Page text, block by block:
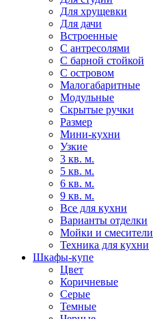
Для хрущевки
Для дачи
Встроенные
С антресолями
С барной стойкой
С островом
Малогабаритные
Модульные
Скрытые ручки
Размер
Мини-кухни
Узкие
3 кв. м.
5 кв. м.
6 кв. м.
9 кв. м.
Все для кухни
Варианты отделки
Мойки и смесители
Техника для кухни
Шкафы-купе
Цвет
Коричневые
Серые
Темные